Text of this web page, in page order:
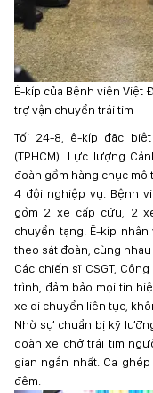
Ê-kíp của Bệnh viện Việt
trợ vận chuyển trái tim
Tối 24-8, ê-kíp đặc
(TPHCM). Lực lượng
đoàn gồm hàng chục mô
4 đội nghiệp vụ. Bệnh
gồm 2 xe cấp cứu, 2
chuyển tạng. Ê-kíp
theo sát đoàn, cùng
Các chiến sĩ CSGT,
trình, đảm bảo mọi tín
xe di chuyển liên tục,
Nhờ sự chuẩn bị kỹ
đoàn xe chở trái tim
gian ngắn nhất. Ca
đêm.